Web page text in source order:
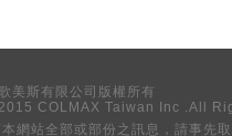
美斯有限公司版權所有
2015 COLMAX Taiwan Inc .All
網站全部或部份之訊息，請事先